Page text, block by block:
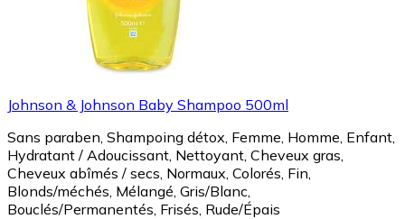
Johnson & Johnson Baby Shampoo 500ml
Sans paraben, Shampoing détox, Femme, Homme, Enfant,
Hydratant / Adoucissant, Nettoyant, Cheveux gras,
Cheveux abîmés / secs, Normaux, Colorés, Fin,
Blonds/méchés, Mélangé, Gris/Blanc,
Bouclés/Permanentés, Frisés, Rude/Épais